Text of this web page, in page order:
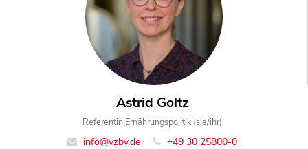
Astrid Goltz
Referentin Ernährungspolitik (sie/ihr)
info@vzbv.de +49 30 25800-0